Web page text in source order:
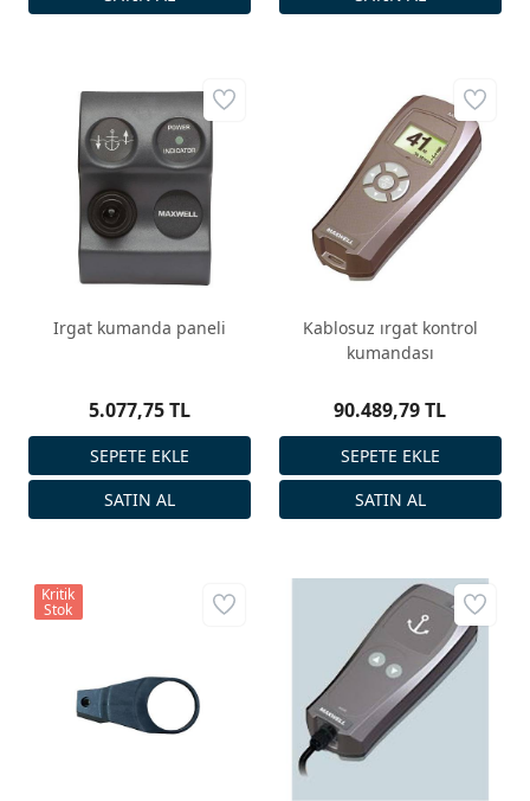
Irgat kumanda paneli
5.077,75 TL
Kablosuz ırgat kontrol
kumandası
90.489,79 TL
Kritik
Stok